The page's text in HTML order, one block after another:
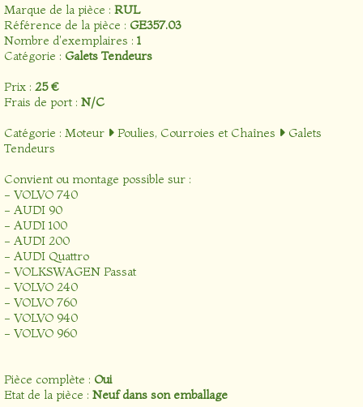
Marque de la pièce : RUL
Référence de la pièce : GE357.03
Nombre d'exemplaires : 1
Catégorie : Galets Tendeurs
Prix : 25 €
Frais de port : N/C
Catégorie : Moteur Poulies, Courroies et Chaînes
Galets
Tendeurs
Convient ou montage possible sur :
- VOLVO 740
- AUDI 90
- AUDI 100
- AUDI 200
- AUDI Quattro
- VOLKSWAGEN Passat
- VOLVO 240
- VOLVO 760
- VOLVO 940
- VOLVO 960
Pièce complète : Oui
Etat de la pièce : Neuf dans son emballage